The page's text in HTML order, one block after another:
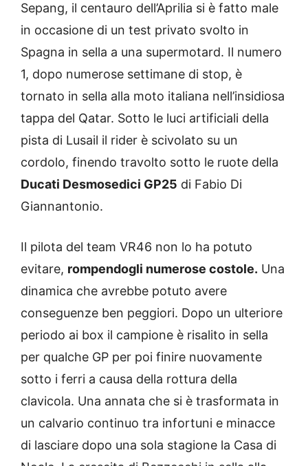
Sepang, il centauro dell’Aprilia si è fatto male
in occasione di un test privato svolto in
Spagna in sella a una supermotard. Il numero
1, dopo numerose settimane di stop, è
tornato in sella alla moto italiana nell’insidiosa
tappa del Qatar. Sotto le luci artificiali della
pista di Lusail il rider è scivolato su un
cordolo, finendo travolto sotto le ruote della
Ducati Desmosedici GP25 di Fabio Di
Giannantonio.
Il pilota del team VR46 non lo ha potuto
evitare, rompendogli numerose costole. Una
dinamica che avrebbe potuto avere
conseguenze ben peggiori. Dopo un ulteriore
periodo ai box il campione è risalito in sella
per qualche GP per poi finire nuovamente
sotto i ferri a causa della rottura della
clavicola. Una annata che si è trasformata in
un calvario continuo tra infortuni e minacce
di lasciare dopo una sola stagione la Casa di